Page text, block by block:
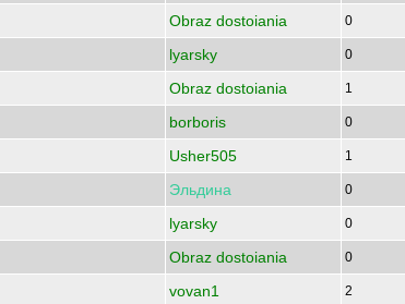
Obraz dostoiania 0
lyarsky 0
Obraz dostoiania 1
borboris 0
Usher505 1
Эльдина 0
lyarsky 0
Obraz dostoiania 0
vovan1 2